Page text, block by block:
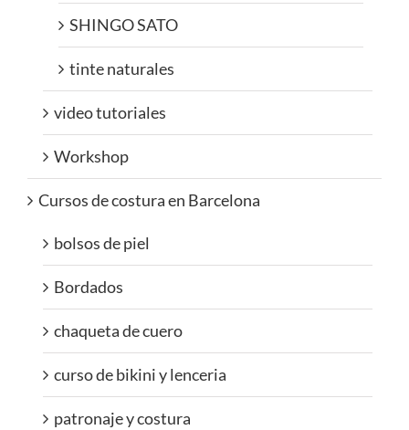
SHINGO SATO
tinte naturales
video tutoriales
Workshop
Cursos de costura en Barcelona
bolsos de piel
Bordados
chaqueta de cuero
curso de bikini y lenceria
patronaje y costura